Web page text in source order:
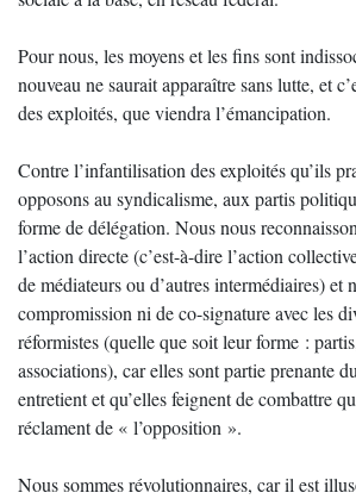
Pour nous, les moyens et les fins sont
nouveau ne saurait apparaître sans lutte, et
des exploités, que viendra l’émancipation.
Contre l’infantilisation des exploités qu’ils
opposons au syndicalisme, aux partis
forme de délégation. Nous nous
l’action directe (c’est-à-dire l’action
de médiateurs ou d’autres intermédiaires) et
compromission ni de co-signature avec les
réformistes (quelle que soit leur forme :
associations), car elles sont partie prenante
entretient et qu’elles feignent de combattre
réclament de « l’opposition ».
Nous sommes révolutionnaires, car il est